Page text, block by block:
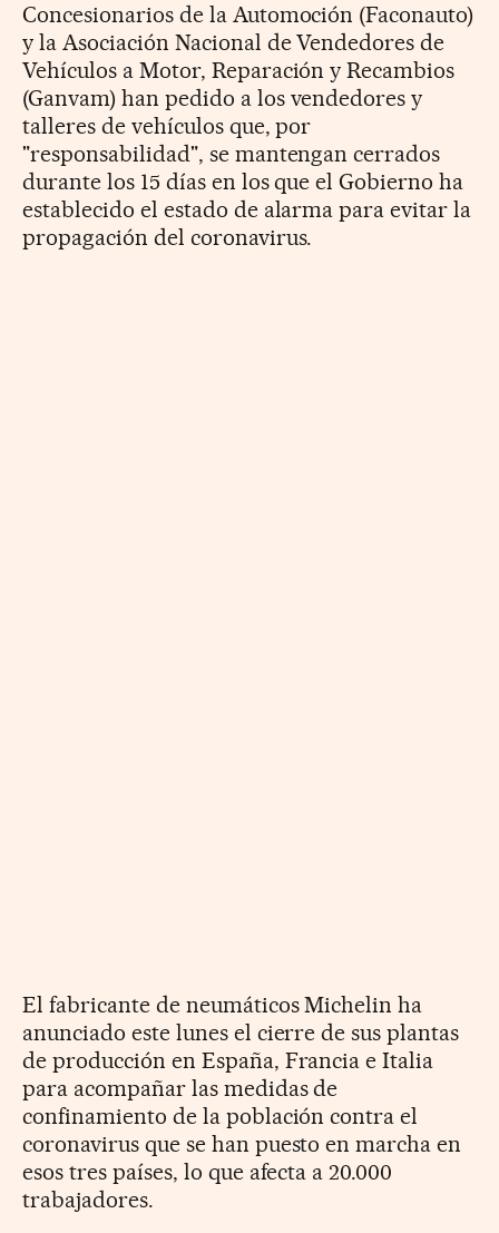
Concesionarios de la Automoción (Faconauto)
y la Asociación Nacional de Vendedores de
Vehículos a Motor, Reparación y Recambios
(Ganvam) han pedido a los vendedores y
talleres de vehículos que, por
"responsabilidad", se mantengan cerrados
durante los 15 días en los que el Gobierno ha
establecido el estado de alarma para evitar la
propagación del coronavirus.
El fabricante de neumáticos Michelin ha
anunciado este lunes el cierre de sus plantas
de producción en España, Francia e Italia
para acompañar las medidas de
confinamiento de la población contra el
coronavirus que se han puesto en marcha en
esos tres países, lo que afecta a 20.000
trabajadores.